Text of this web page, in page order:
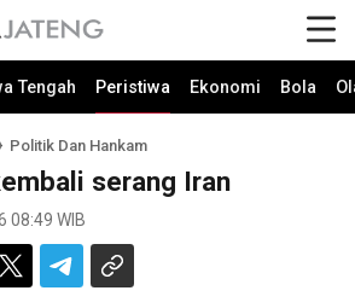
Tengah Peristiwa Ekonomi Bola
Politik Dan Hankam
serang Iran
08:49 WIB